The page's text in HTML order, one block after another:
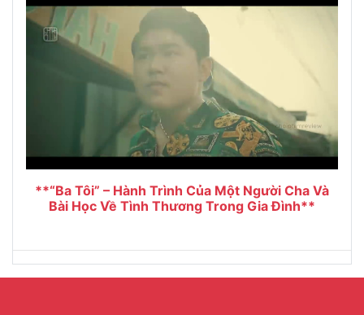
**“Ba Tôi” – Hành Trình Của Một Người Cha Và
Bài Học Về Tình Thương Trong Gia Đình**